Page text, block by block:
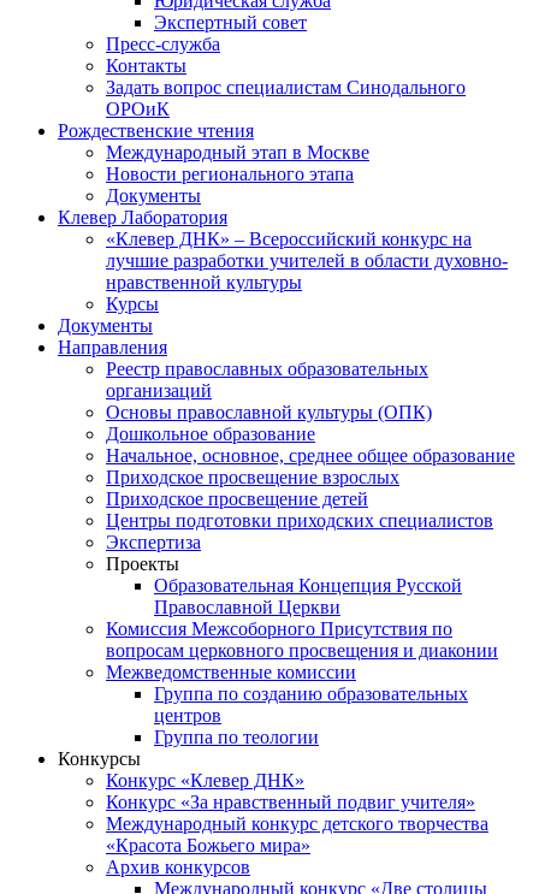
Экспертный совет
Пресс-служба
Контакты
Задать вопрос специалистам Синодального
ОРОиК
Рождественские чтения
Международный этап в Москве
Новости регионального этапа
Документы
Клевер Лаборатория
«Клевер ДНК» – Всероссийский конкурс на
лучшие разработки учителей в области духовно-
нравственной культуры
Курсы
Документы
Направления
Реестр православных образовательных
организаций
Основы православной культуры (ОПК)
Дошкольное образование
Начальное, основное, среднее общее образование
Приходское просвещение взрослых
Приходское просвещение детей
Центры подготовки приходских специалистов
Экспертиза
Проекты
Образовательная Концепция Русской
Православной Церкви
Комиссия Межсоборного Присутствия по
вопросам церковного просвещения и диаконии
Межведомственные комиссии
Группа по созданию образовательных
центров
Группа по теологии
Конкурсы
Конкурс «Клевер ДНК»
Конкурс «За нравственный подвиг учителя»
Международный конкурс детского творчества
«Красота Божьего мира»
Архив конкурсов
Международный конкурс «Две столицы